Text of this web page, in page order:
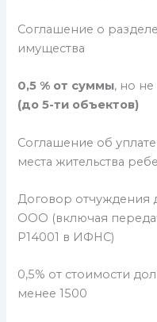
Соглашение о
имущества
0,5 % от суммы, но
(до 5-ти объектов)
Соглашение об
места жительства
Договор отчуждения
ООО (включая
Р14001 в ИФНС)
0,5% от стоимости
менее 1500